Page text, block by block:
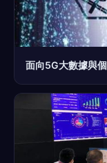
面向5G大數據與